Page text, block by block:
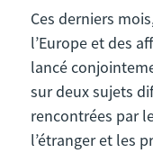
Ces derniers
l’Europe et des
lancé
sur deux sujets
rencontrées par
l’étranger et les